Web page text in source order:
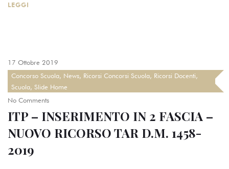
LEGGI
17 Ottobre 2019
Concorso Scuola, News, Ricorsi Concorsi Scuola, Ricorsi Docenti,
Scuola, Slide Home
No Comments
ITP – INSERIMENTO IN 2 FASCIA –
NUOVO RICORSO TAR D.M. 1458-
2019